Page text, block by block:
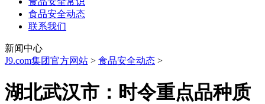
食品安全动态
联系我们
新闻中心
J9.com集团官方网站 > 食品安全动态 >
湖北武汉市：时令重点品种质